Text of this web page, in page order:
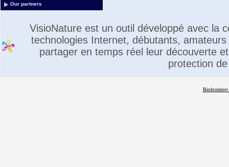
Our partners
VisioNature est un outil développé avec la
technologies Internet, débutants,
partager en temps réel leur découverte
protection
Biolovision